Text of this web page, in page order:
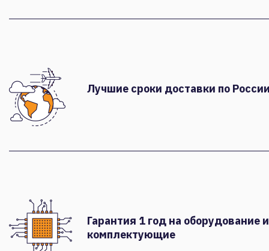
Лучшие сроки доставки по
Гарантия 1 год на оборудование и
комплектующие